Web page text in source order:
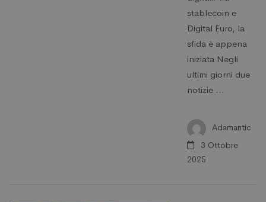
stablecoin e
Digital Euro, la
sfida è appena
iniziata Negli
ultimi giorni due
notizie …
Adamantic
3 Ottobre
2025